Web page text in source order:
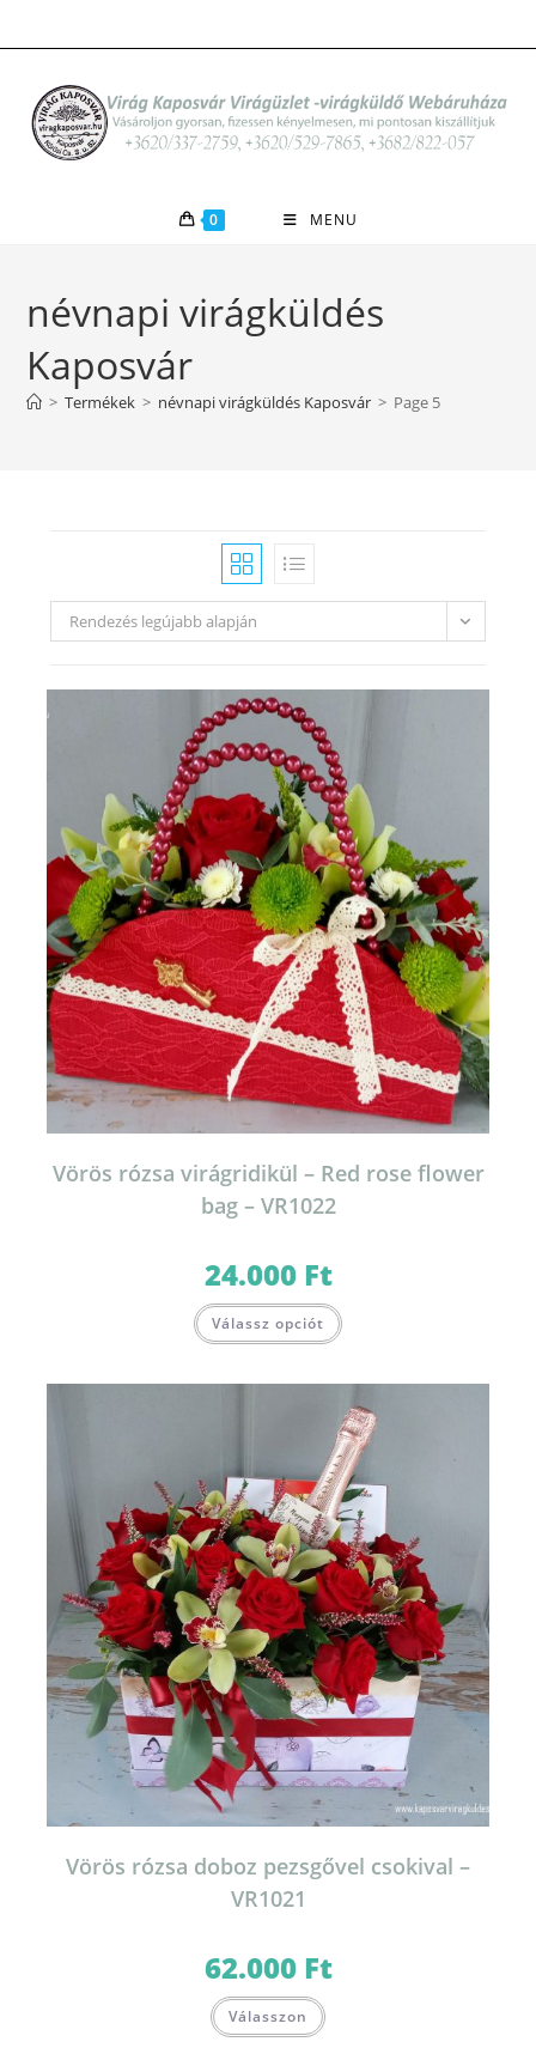
to
0 MENU
névnapi virágküldés
Kaposvár
> Termékek > névnapi virágküldés Kaposvár > Page 5
Rendezés legújabb alapján
Vörös rózsa virágridikül – Red rose flower
bag – VR1022
24.000 Ft
Válassz opciót
Vörös rózsa doboz pezsgővel csokival –
VR1021
62.000 Ft
Válasszon